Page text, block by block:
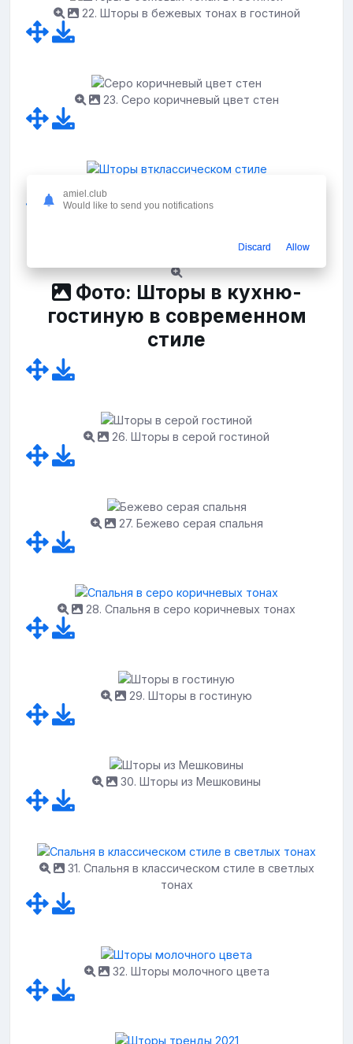
22. Шторы в бежевых тонах в гостиной
23. Серо коричневый цвет стен
Фото: Шторы в кухню-
гостиную в современном
стиле
26. Шторы в серой гостиной
27. Бежево серая спальня
28. Спальня в серо коричневых тонах
29. Шторы в гостиную
30. Шторы из Мешковины
31. Спальня в классическом стиле в светлых
тонах
32. Шторы молочного цвета
amiel.club
Would like to send you notifications
Discard Allow